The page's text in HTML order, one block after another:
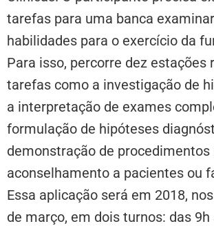
tarefas para uma banca
habilidades para o exercício da
Para isso, percorre dez estações
tarefas como a investigação de
a interpretação de exames
formulação de hipóteses
demonstração de procedimentos
aconselhamento a pacientes ou
Essa aplicação será em 2018,
de março, em dois turnos: das 9h